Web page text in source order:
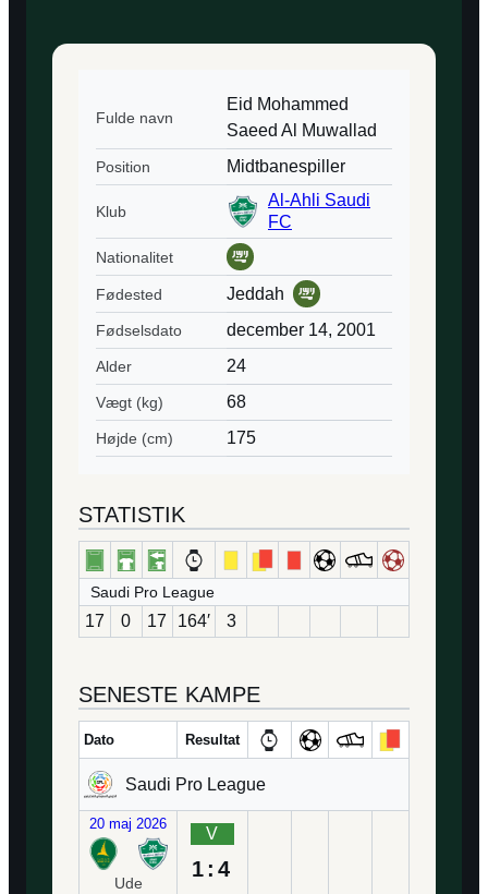
Fulde navn
Eid Mohammed
Saeed Al Muwallad
Position Midtbanespiller
Klub
Al-Ahli Saudi
FC
Nationalitet
Fødested Jeddah
Fødselsdato december 14, 2001
Alder 24
Vægt (kg) 68
Højde (cm) 175
STATISTIK
Saudi Pro League
17 0 17 164′ 3
SENESTE KAMPE
Dato Resultat
Saudi Pro League
20 maj 2026
Ude
V
1:4